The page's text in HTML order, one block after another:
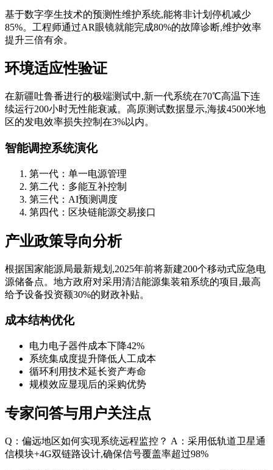
基于数字孪生技术的预测性维护系统,能将非计划停机减少
85%。工程师通过AR眼镜就能完成80%的故障诊断,维护效率
提升三倍有余。
环境适应性验证
在新疆吐鲁番进行的极端测试中,新一代系统在70℃高温下连
续运行200小时无性能衰减。高原测试数据显示,海拔4500米地
区的发电效率损失控制在3%以内。
智能调控系统演化
第一代：单一电源管理
第二代：多能互补控制
第三代：AI预测调度
第四代：区块链能源交易接口
产业政策导向分析
根据国家能源局最新规划,2025年前将新建200个移动式应急电
源储备点。地方政府对采用清洁能源集装箱系统的项目,最高
给予设备投资额30%的财政补贴。
成本结构优化
电力电子器件成本下降42%
系统集成度提升降低人工成本
循环利用技术延长资产寿命
规模效应显现后的采购优势
专家问答与用户关注点
Q：偏远地区如何实现系统远程监控？ A：采用低轨道卫星通
信模块+4G双链路设计,确保信号覆盖率超过98%